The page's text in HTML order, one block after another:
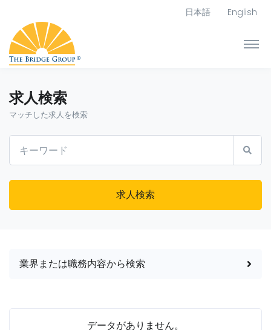
日本語 English
求人検索
マッチした求人を検索
求人検索
業界または職務内容から検索
データがありません。